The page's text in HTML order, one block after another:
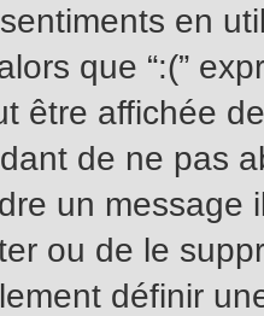
en
que “:(”
être affichée
de ne pas
un message
ou de le
définir